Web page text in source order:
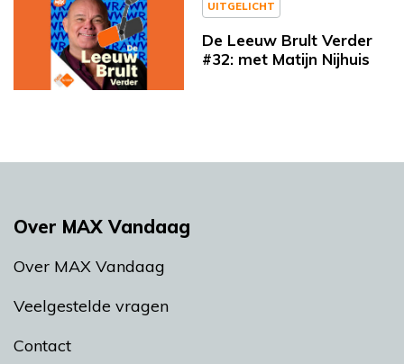
UITGELICHT
De Leeuw Brult Verder
#32: met Matijn Nijhuis
Over MAX Vandaag
Over MAX Vandaag
Veelgestelde vragen
Contact